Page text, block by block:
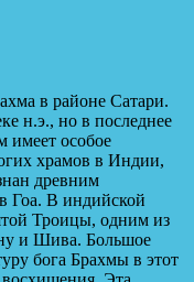
в районе Сатари.
н.э., но в последнее
имеет особое
храмов в Индии,
древним
Гоа. В индийской
Троицы, одним из
и Шива. Большое
бога Брахмы в этот